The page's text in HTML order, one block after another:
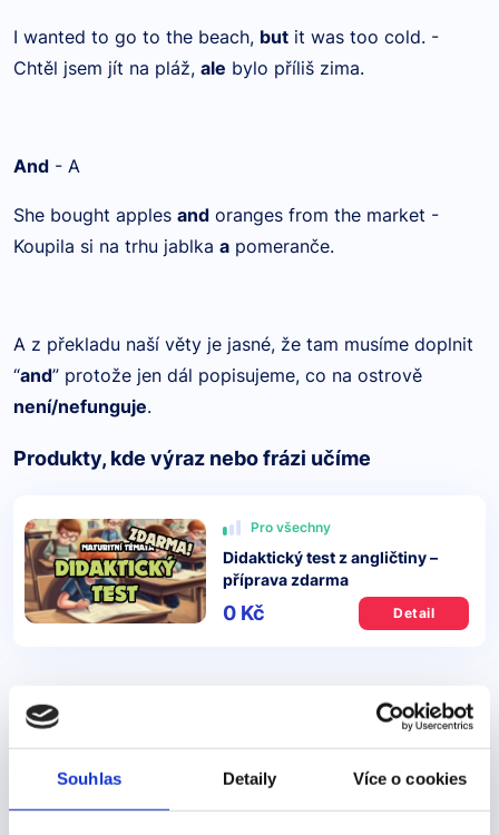
Souhlas Detaily Více o cookies
I wanted to go to the beach, but it was too cold. -
Chtěl jsem jít na pláž, ale bylo příliš zima.
And - A
She bought apples and oranges from the market -
Koupila si na trhu jablka a pomeranče.
A z překladu naší věty je jasné, že tam musíme doplnit
“and” protože jen dál popisujeme, co na ostrově
není/nefunguje.
Produkty, kde výraz nebo frázi učíme
Pro všechny
Didaktický test z angličtiny –
příprava zdarma
0 Kč Detail
Další výrazy nebo fráze v této kategorii našeho
slovníku